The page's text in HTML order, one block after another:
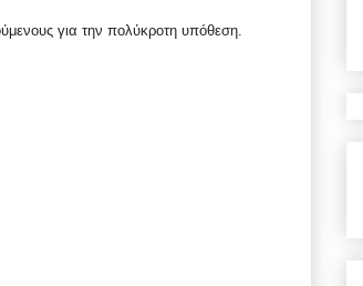
για την πολύκροτη υπόθεση.